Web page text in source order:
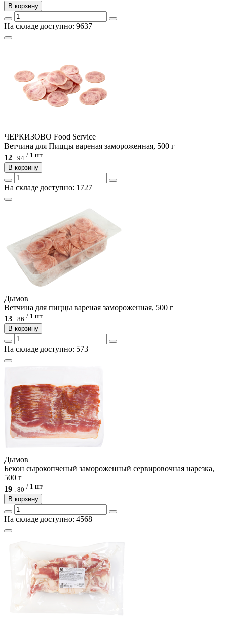
В корзину
На складе доступно: 9637
ЧЕРКИЗОВО Food Service
Ветчина для Пиццы вареная замороженная, 500 г
12
94 / 1 шт
В корзину
На складе доступно: 1727
Дымов
Ветчина для пиццы вареная замороженная, 500 г
13 . 86 / 1 шт
В корзину
На складе доступно: 573
Дымов
Бекон сырокопченый замороженный сервировочная нарезка,
500 г
19 . 80 / 1 шт
В корзину
На складе доступно: 4568